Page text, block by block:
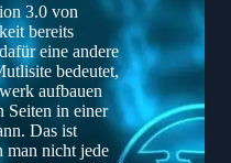
3.0 von
bereits
eine andere
bedeutet,
aufbauen
Seiten in einer
Das ist
man nicht jede